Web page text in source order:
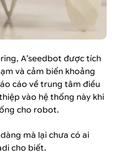
A’seedbot được tích
và cảm biến khoảng
cáo về trung tâm điều
vào hệ thống này khi
cho robot.
mà lại chưa có ai
cho biết.